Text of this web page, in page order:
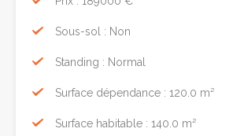
Sous-sol : Non
Standing : Normal
Surface dépendance : 120.0 m²
Surface habitable : 140.0 m²